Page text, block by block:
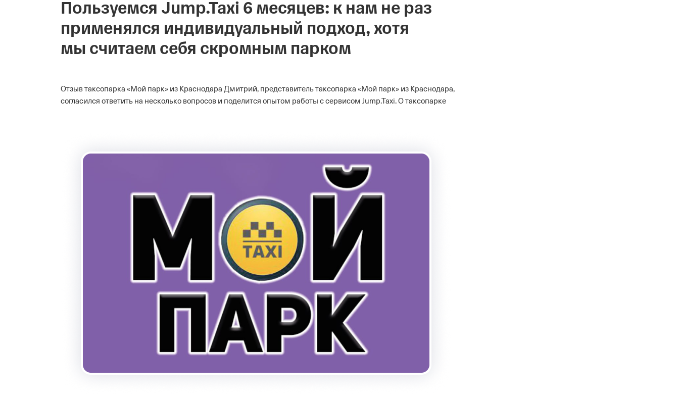
Пользуемся Jump.Taxi 6 месяцев: к нам не раз
применялся индивидуальный подход, хотя
мы считаем себя скромным парком
Отзыв таксопарка «Мой парк» из Краснодара Дмитрий, представитель таксопарка «Мой парк» из Краснодара,
согласился ответить на несколько вопросов и поделится опытом работы с сервисом Jump.Taxi.О таксопарке